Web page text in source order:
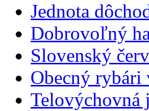
Jednota
Dobrovoľný
Slovenský
Obecný
Telovýchovná